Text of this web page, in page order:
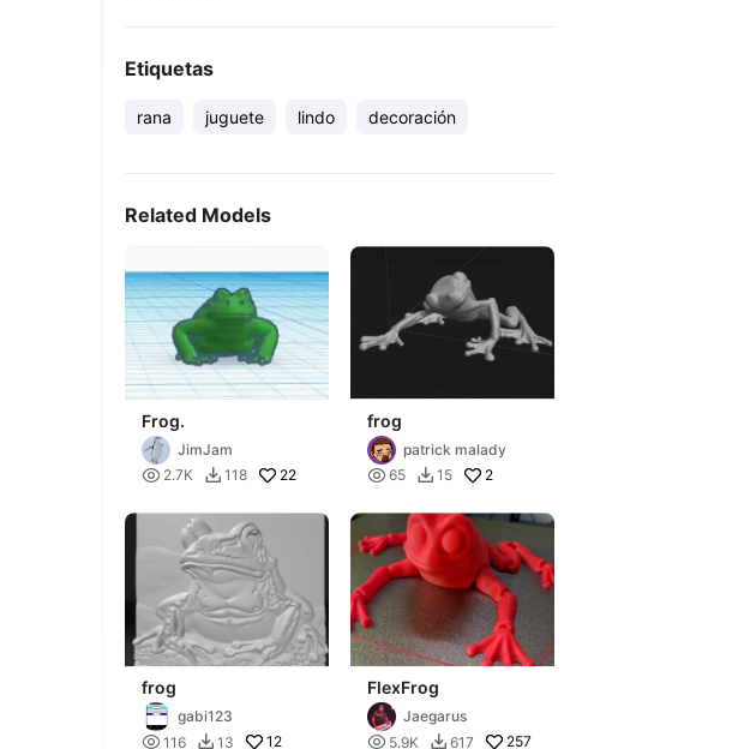
Etiquetas
rana juguete lindo decoración
Related Models
Frog.
JimJam
 2.7K  118 22
frog
patrick malady
 65  15 2
frog
gabi123
 116  13 12
FlexFrog
Jaegarus
 5.9K  617 257